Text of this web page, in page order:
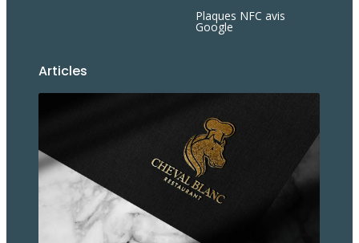
Plaques NFC avis
Google
Articles